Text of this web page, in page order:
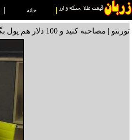
خانه
تورنتو | مصاحبه کنید و 100 دلار هم پول بگیرید